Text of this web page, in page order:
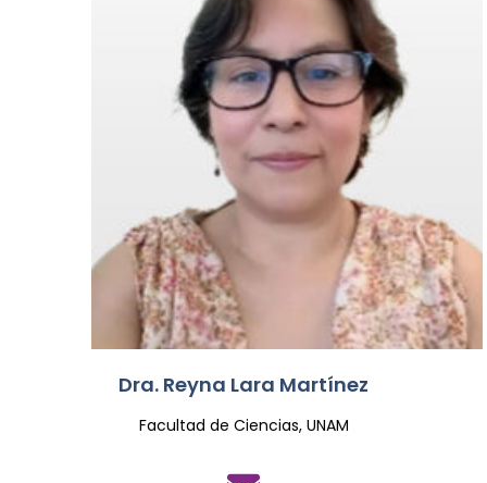
Dra. Reyna Lara Martínez
Facultad de Ciencias, UNAM